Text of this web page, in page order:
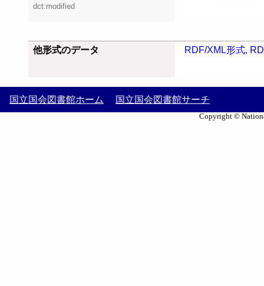
dct:modified
他形式のデータ RDF/XML形式,
国立国会図書館ホーム 国立国会図書館サーチ
Copyright ©